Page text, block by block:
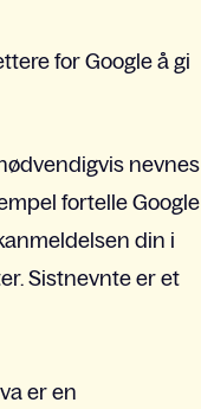
for Google å gi
nevnes
fortelle Google
din i
Sistnevnte er et
er en